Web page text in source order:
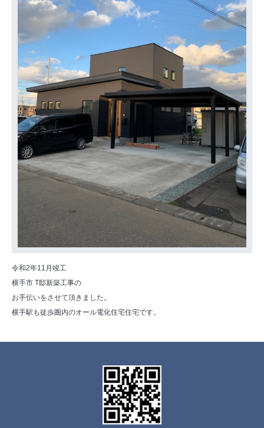
令和2年11月竣工
横手市 T邸新築工事の
お手伝いをさせて頂きました。
横手駅も徒歩圏内のオール電化住宅住宅です。